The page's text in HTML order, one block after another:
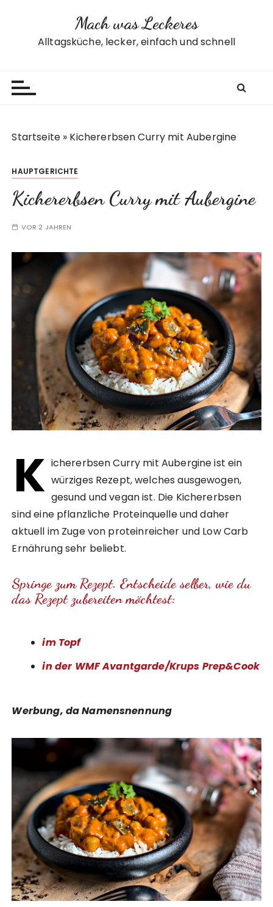
Mach was Leckeres
Alltagsküche, lecker, einfach und schnell
Startseite » Kichererbsen Curry mit Aubergine
HAUPTGERICHTE
Kichererbsen Curry mit Aubergine
VOR 2 JAHREN
K ichererbsen Curry mit Aubergine ist ein
würziges Rezept, welches ausgewogen,
gesund und vegan ist. Die Kichererbsen
sind eine pflanzliche Proteinquelle und daher
aktuell im Zuge von proteinreicher und Low Carb
Ernährung sehr beliebt.
Springe zum Rezept. Entscheide selber, wie du
das Rezept zubereiten möchtest:
im Topf
in der WMF Avantgarde/Krups Prep&Cook
Werbung, da Namensnennung